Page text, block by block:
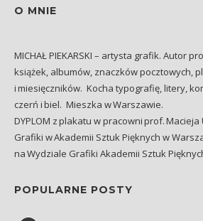
O MNIE
MICHAŁ PIEKARSKI – artysta grafik. Autor
książek, albumów, znaczków pocztowych,
i miesięczników. Kocha typografię, litery,
czerń i biel. Mieszka w Warszawie.
DYPLOM z plakatu w pracowni prof.
Grafiki w Akademii Sztuk Pięknych w
na Wydziale Grafiki Akademii Sztuk
POPULARNE POSTY